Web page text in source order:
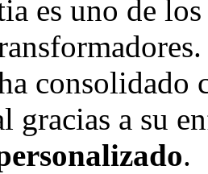
es uno de
consolidado
gracias a su
.